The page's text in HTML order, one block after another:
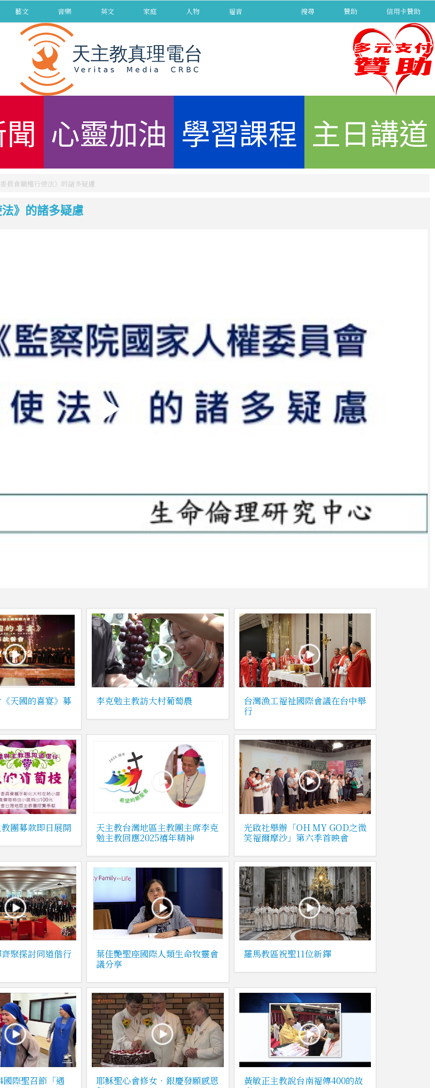
藝文 音樂 英文 家庭 人物 福音 搜尋 贊助 信用卡贊助
心靈加油 學習課程 主日講道
員會職權行使法》的諸多疑慮
》的諸多疑慮
天國的喜宴》募 李克勉主教訪大村葡萄農
台灣漁工福祉國際會議在台中舉
行
團募款即日展開
天主教台灣地區主教團主席李克
勉主教回應2025禧年精神
光啟社舉辦「OH MY GOD之微
笑福爾摩沙」第六季首映會
聚探討同道偕行
葉佳艷聖座國際人類生命牧靈會
議分享
羅馬教區祝聖11位新鐸
際聖召節「遇
耶穌聖心會修女．銀慶發願感恩
黃敏正主教說台南福傳400的故